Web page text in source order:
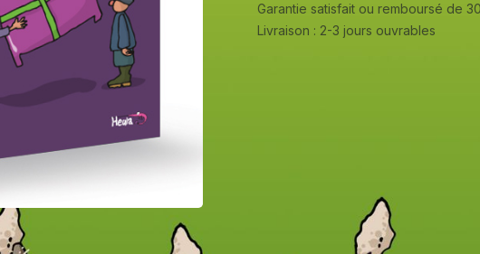
Garantie satisfait ou remboursé de
Livraison : 2-3 jours ouvrables